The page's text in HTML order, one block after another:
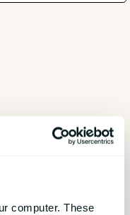
computer. These